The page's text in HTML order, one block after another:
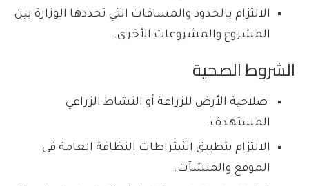
الالتزام بالحدود والمسافات التي تحددها الوزارة بين
المشروع والمشروعات الأخرى.
الشروط الصحية
صلاحية الأرض للزراعة أو النشاط الزراعي
المستهدف.
الالتزام بتطبيق اشتراطات النظافة العامة في
الموقع والمنشآت.